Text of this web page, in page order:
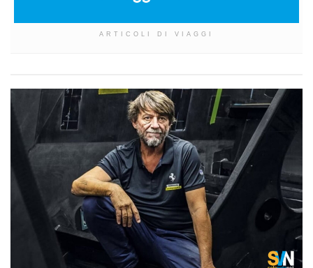
ARTICOLI DI VIAGGI